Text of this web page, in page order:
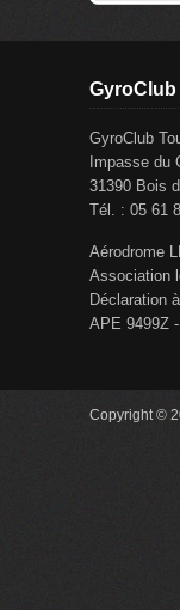
GyroClub
GyroClub
Impasse du
31390 Bois
Tél. : 05 61
Aérodrome
Association
Déclaration
APE 9499Z
Copyright ©